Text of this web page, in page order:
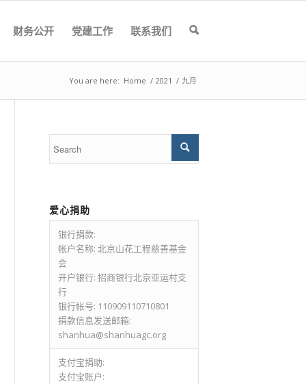
财务公开 党建工作 联系我们 🔍
You are here: Home / 2021 / 九月
爱心捐助
银行捐款:
帐户名称: 北京山花工程慈善基金
会
开户银行: 招商银行北京亚运村支
行
银行帐号: 110909110710801
捐款信息发送邮箱:
shanhua@shanhuagc.org
支付宝捐助:
支付宝账户: